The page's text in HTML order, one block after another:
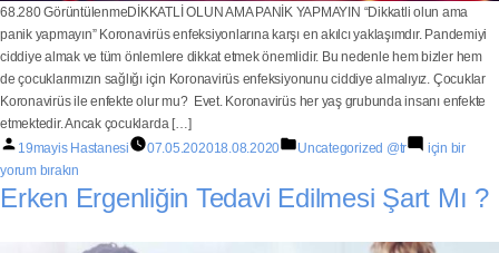
68.280 GörüntülenmeDİKKATLİ OLUN AMA PANİK YAPMAYIN “Dikkatli olun ama
panik yapmayın” Koronavirüs enfeksiyonlarına karşı en akılcı yaklaşımdır. Pandemiyi
ciddiye almak ve tüm önlemlere dikkat etmek önemlidir. Bu nedenle hem bizler hem
de çocuklarımızın sağlığı için Koronavirüs enfeksiyonunu ciddiye almalıyız. Çocuklar
Koronavirüs ile enfekte olur mu? Evet. Koronavirüs her yaş grubunda insanı enfekte
etmektedir. Ancak çocuklarda […]
19mayis Hastanesi
07.05.202018.08.2020 Uncategorized @tr
için bir
yorum bırakın
Erken Ergenliğin Tedavi Edilmesi Şart Mı ?